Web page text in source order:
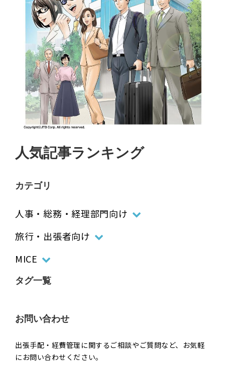
人気記事ランキング
カテゴリ
人事・総務・経理部門向け
旅行・出張者向け
MICE
タグ一覧
お問い合わせ
出張手配・経費管理に関するご相談やご質問など、お気軽
にお問い合わせください。